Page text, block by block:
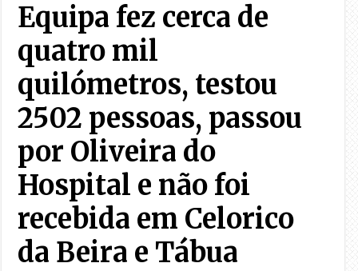
Equipa fez cerca de
quatro mil
quilómetros, testou
2502 pessoas, passou
por Oliveira do
Hospital e não foi
recebida em Celorico
da Beira e Tábua